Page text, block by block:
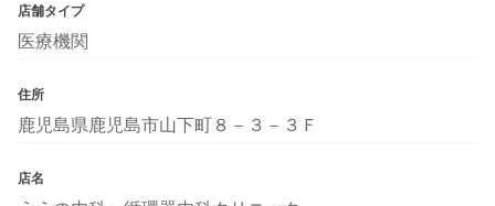
店舗タイプ
医療機関
住所
鹿児島県鹿児島市山下町８－３－３Ｆ
店名